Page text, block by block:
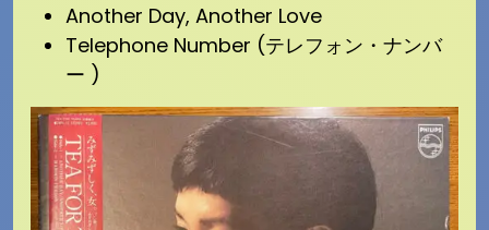
Another Day, Another Love
Telephone Number (テレフォン・ナンバ
ー )